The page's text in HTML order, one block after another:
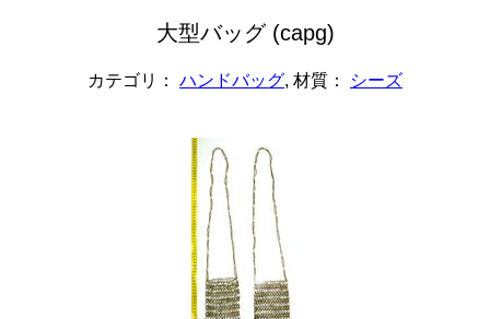
大型バッグ (capg)
カテゴリ： ハンドバッグ, 材質： シーズ